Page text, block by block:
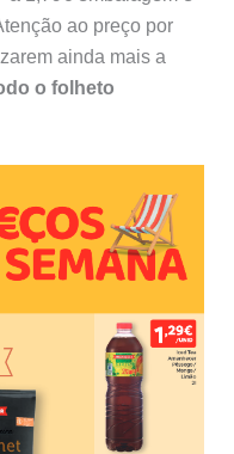
ao preço por
ainda mais a
o folheto